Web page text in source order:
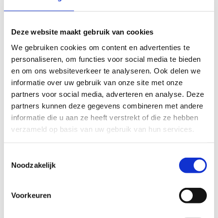
Deze website maakt gebruik van cookies
We gebruiken cookies om content en advertenties te
personaliseren, om functies voor social media te bieden
en om ons websiteverkeer te analyseren. Ook delen we
informatie over uw gebruik van onze site met onze
partners voor social media, adverteren en analyse. Deze
partners kunnen deze gegevens combineren met andere
informatie die u aan ze heeft verstrekt of die ze hebben
verzameld op basis van uw gebruik van hun services.
Noodzakelijk
Voorkeuren
waarde toe te voegen voor Knab klanten, en de positie van Knab als
> 90% klanttevredenheidsscore
2 impactvolle tech updates per week
13.000